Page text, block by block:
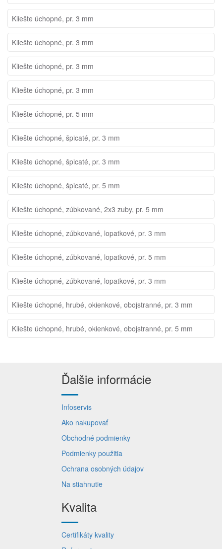
Kliešte úchopné, pr. 3 mm
Kliešte úchopné, pr. 3 mm
Kliešte úchopné, pr. 3 mm
Kliešte úchopné, pr. 3 mm
Kliešte úchopné, pr. 5 mm
Kliešte úchopné, špicaté, pr. 3 mm
Kliešte úchopné, špicaté, pr. 3 mm
Kliešte úchopné, špicaté, pr. 5 mm
Kliešte úchopné, zúbkované, 2x3 zuby, pr. 5 mm
Kliešte úchopné, zúbkované, lopatkové, pr. 3 mm
Kliešte úchopné, zúbkované, lopatkové, pr. 5 mm
Kliešte úchopné, zúbkované, lopatkové, pr. 3 mm
Kliešte úchopné, hrubé, okienkové, obojstranné, pr. 3 mm
Kliešte úchopné, hrubé, okienkové, obojstranné, pr. 5 mm
Ďalšie informácie
Infoservis
Ako nakupovať
Obchodné podmienky
Podmienky použitia
Ochrana osobných údajov
Na stiahnutie
Kvalita
Certifikáty kvality